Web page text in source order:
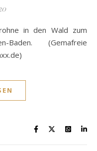
Baden. (Gemafreie